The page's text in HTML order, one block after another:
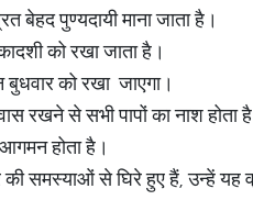
बेहद पुण्यदायी माना जाता है।
को रखा जाता है।
को रखा जाएगा।
रखने से सभी पापों का नाश होता
होता है।
की समस्याओं से घिरे हुए हैं, उन्हें यह